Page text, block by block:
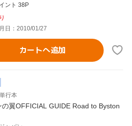
ント 38P
日：2010/01/27
カートへ追加
単行本
の翼OFFICIAL GUIDE Road to Byston